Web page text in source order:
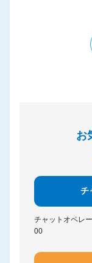
お
チ
チャットオペレ
00